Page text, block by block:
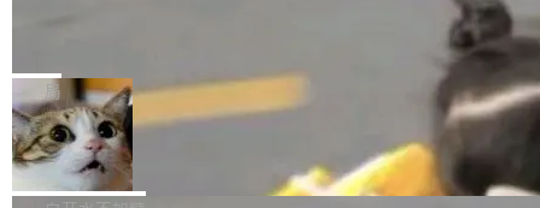
质的最低采样率）的音频格式将被拒绝 修复了 C
SS 圆角虚线样式中可能存在的问题 如果表单中
的图像元素不在同一个子树中，则它们将不再关
联 加...
最强的若干项。对于尚未正式发版的 PG 19，则
通过拉取过去一年内（从 PG 18 Beta1 时间点
至今）的所有 commit，同样交由 AI 分析提炼。
经过人工复核，准确度令人满意。这一方法也为
社区爱好者提供了高效跟踪新版本的思路。
维护工作一直与我的日常工作、家务、社交生活
和休闲娱乐竞争时间。" 这是 libexpat 维护者 S
ebastian Pipping 写在博客里的话。8 月 4 日，
他宣布了一个新消息：从 2026 年 8 月 1 日起，
他可以全职维护 libexpat 了，最长 6 个月。发
局
Firefox 153.0.3 发布
Firefox 153.0.3 现已发布，具体更新内容如